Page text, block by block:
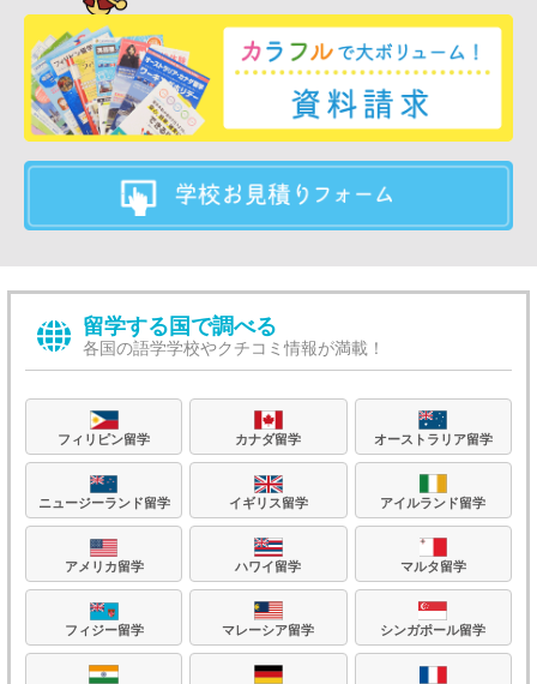
留学する国で調べる
各国の語学学校やクチコミ情報が満載！
フィリピン留学 カナダ留学 オーストラリア留学
ニュージーランド留学 イギリス留学 アイルランド留学
アメリカ留学 ハワイ留学 マルタ留学
フィジー留学 マレーシア留学 シンガポール留学